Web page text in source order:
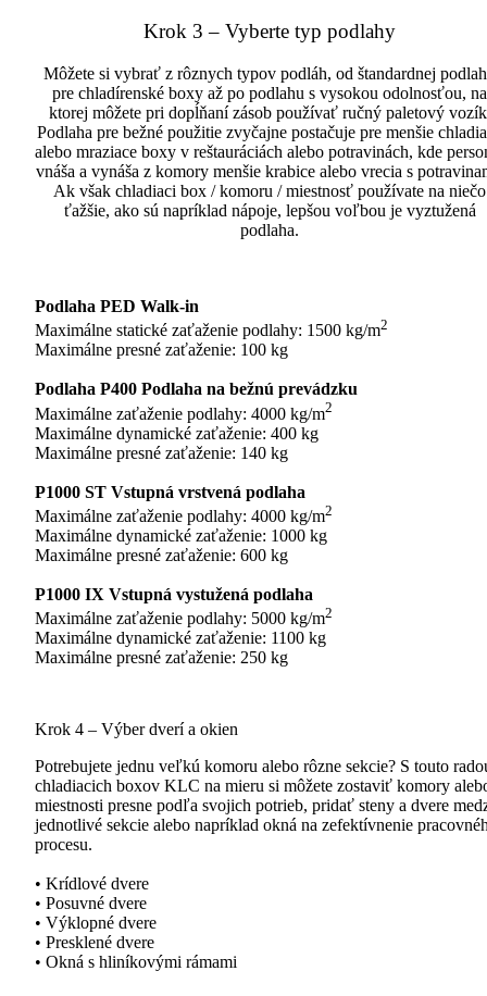
Krok 3 – Vyberte typ podlahy
Môžete si vybrať z rôznych typov podláh, od štandardnej
pre chladírenské boxy až po podlahu s vysokou odolnosťou, na
ktorej môžete pri dopĺňaní zásob používať ručný paletový
Podlaha pre bežné použitie zvyčajne postačuje pre menšie
alebo mraziace boxy v reštauráciách alebo potravinách, kde
vnáša a vynáša z komory menšie krabice alebo vrecia s
Ak však chladiaci box / komoru / miestnosť používate na niečo
ťažšie, ako sú napríklad nápoje, lepšou voľbou je vyztužená
podlaha.
Podlaha PED Walk-in
Maximálne statické zaťaženie podlahy: 1500 kg/m2
Maximálne presné zaťaženie: 100 kg
Podlaha P400 Podlaha na bežnú prevádzku
Maximálne zaťaženie podlahy: 4000 kg/m2
Maximálne dynamické zaťaženie: 400 kg
Maximálne presné zaťaženie: 140 kg
P1000 ST Vstupná vrstvená podlaha
Maximálne zaťaženie podlahy: 4000 kg/m2
Maximálne dynamické zaťaženie: 1000 kg
Maximálne presné zaťaženie: 600 kg
P1000 IX Vstupná vystužená podlaha
Maximálne zaťaženie podlahy: 5000 kg/m2
Maximálne dynamické zaťaženie: 1100 kg
Maximálne presné zaťaženie: 250 kg
Krok 4 – Výber dverí a okien
Potrebujete jednu veľkú komoru alebo rôzne sekcie? S touto
chladiacich boxov KLC na mieru si môžete zostaviť komory
miestnosti presne podľa svojich potrieb, pridať steny a dvere
jednotlivé sekcie alebo napríklad okná na zefektívnenie
procesu.
• Krídlové dvere
• Posuvné dvere
• Výklopné dvere
• Presklené dvere
• Okná s hliníkovými rámami